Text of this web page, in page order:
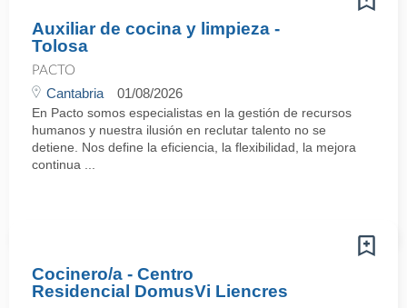
Auxiliar de cocina y limpieza -
Tolosa
PACTO
Cantabria 01/08/2026
En Pacto somos especialistas en la gestión de recursos
humanos y nuestra ilusión en reclutar talento no se
detiene. Nos define la eficiencia, la flexibilidad, la mejora
continua ...
Cocinero/a - Centro
Residencial DomusVi Liencres